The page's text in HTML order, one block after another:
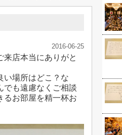
2016-06-25
店本当にありがと
い場所はどこ？な
でも遠慮なくご相談
るお部屋を精一杯お